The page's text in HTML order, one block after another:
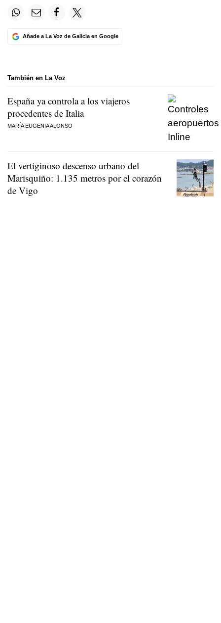
Añade a La Voz de Galicia en Google
También en La Voz
España ya controla a los viajeros
procedentes de Italia
MARÍA EUGENIA ALONSO
El vertiginoso descenso urbano del
Marisquiño: 1.135 metros por el corazón
de Vigo